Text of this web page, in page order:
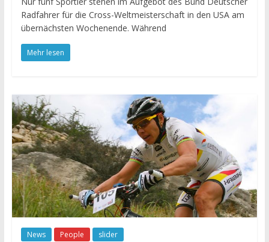
Radfahrer für die Cross-Weltmeisterschaft in den USA am
übernächsten Wochenende. Während
Mehr lesen
News People slider